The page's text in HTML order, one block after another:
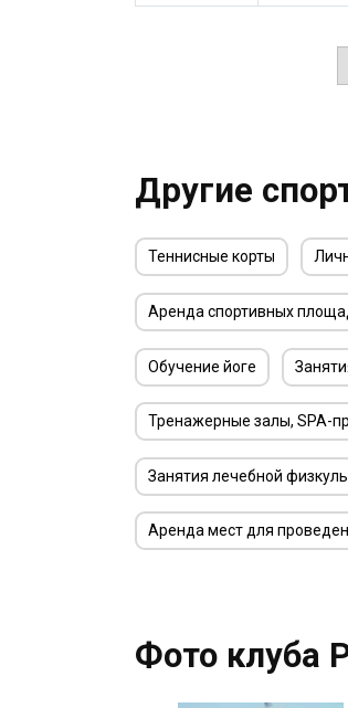
Другие
Теннисные корты
Аренда спортивных
Обучение йоге
Тренажерные залы, SPA-
Занятия лечебной
Аренда мест для
Фото клуба